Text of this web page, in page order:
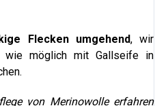
Flecken umgehend, wir
möglich mit Gallseife in
von Merinowolle erfahren